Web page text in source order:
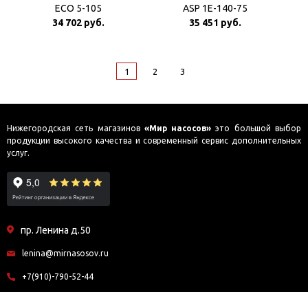
ECO 5-105
34 702 руб.
ASP 1E-140-75
35 451 руб.
1 2 3
Нижегородская сеть магазинов «Мир насосов» это большой выбор
продукции высокого качества и современный сервис дополнительных
услуг.
пр. Ленина д.50
lenina@mirnasosov.ru
+7(910)-790-52-44